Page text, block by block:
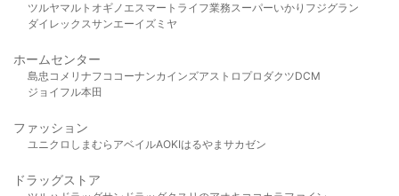
ツルヤマルト オギノ エスマート ライフ業務スーパーいかり フジグラン
ダイレックスサンエーイズミヤ
ホームセンター
島忠 コメリ ナフコ コーナンカインズアストロプロダクツDCM
ジョイフル本田
ファッション
ユニクロ しまむら アベイルAOKIはるやま サカゼン
ドラッグストア